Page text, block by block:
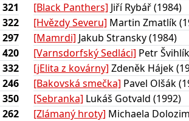
321
322
297
420
332
246
350
262
[Black Panthers] Jiří Rybář (1984)
[Hvězdy Severu] Martin Zmatlík
[Mamrdi] Jakub Stransky (1984)
[Varnsdorfský Sedláci] Petr
[jElita z kovárny] Zdeněk Hájek
[Bakovská smečka] Pavel Olšák
[Sebranka] Lukáš Gotvald (1992)
[Zlámaný hroty] Michaela